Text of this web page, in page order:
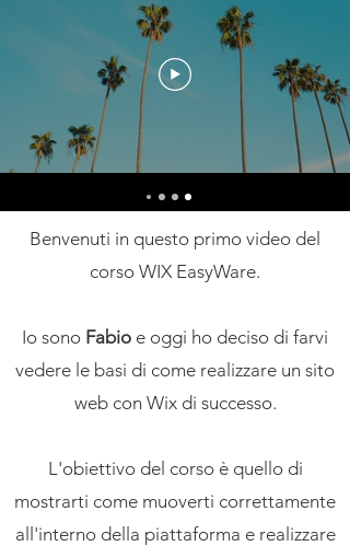
Benvenuti in questo primo video del
corso WIX EasyWare.
Io sono Fabio e oggi ho deciso di farvi
vedere le basi di come realizzare un sito
web con Wix di successo.
L'obiettivo del corso è quello di
mostrarti come muoverti correttamente
all'interno della piattaforma e realizzare